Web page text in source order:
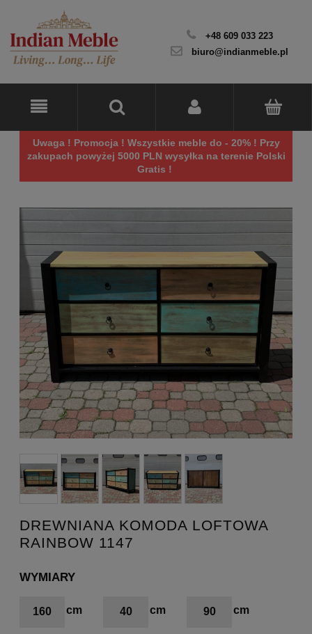
+48 609 033 223
biuro@indianmeble.pl
Uwaga ! Promocja ! Wszystkie meble do - 20% ! Przy
zakupach powyżej 5000 PLN wysyłka na terenie Polski
Gratis !
DREWNIANA KOMODA LOFTOWA
RAINBOW 1147
WYMIARY
160 40 90